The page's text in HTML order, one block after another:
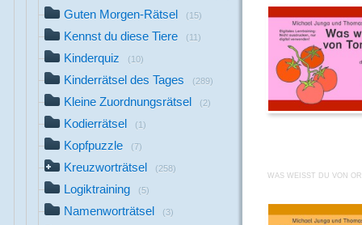
Guten Morgen-Rätsel (15)
Kennst du diese Tiere (11)
Kinderquiz (10)
Kinderrätsel des Tages (289)
Kleine Zuordnungsrätsel (2)
Kodierrätsel (1)
Kopfpuzzle (7)
Kreuzworträtsel (258)
Logiktraining (5)
Namenworträtsel (3)
WAS WEISST DU VON